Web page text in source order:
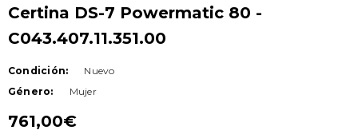
Certina DS-7 Powermatic 80 -
C043.407.11.351.00
Condición:
Nuevo
Género:
Mujer
761,00€